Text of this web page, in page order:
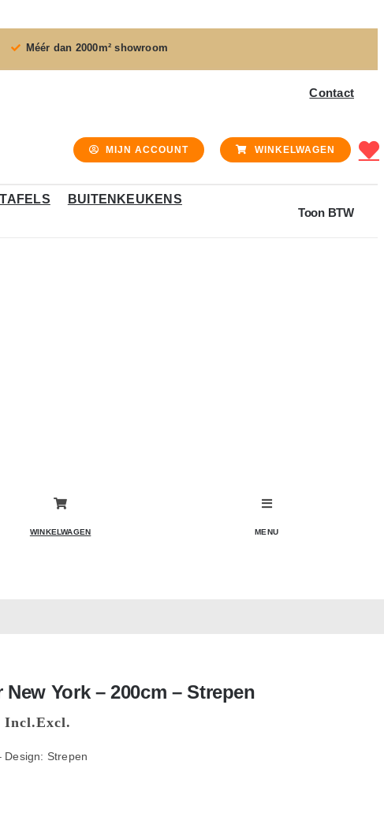
Méér dan 2000m² showroom
Contact
MIJN ACCOUNT WINKELWAGEN
TAFELS
BUITENKEUKENS
Toon BTW
WINKELWAGEN MENU
New York – 200cm – Strepen
Incl.Excl.
Design: Strepen